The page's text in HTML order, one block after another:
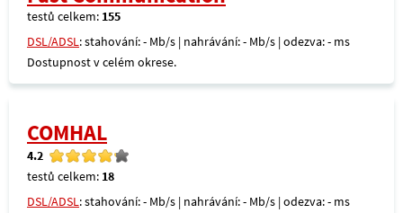
testů celkem: 155
DSL/ADSL: stahování: - Mb/s | nahrávání: - Mb/s | odezva: - ms
Dostupnost v celém okrese.
COMHAL
4.2
testů celkem: 18
DSL/ADSL: stahování: - Mb/s | nahrávání: - Mb/s | odezva: - ms